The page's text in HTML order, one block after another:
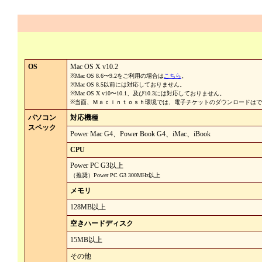
OS Mac OS X v10.2
※Mac OS 8.6〜9.2をご利用の場合は こちら
※Mac OS 8.5以前には対応しておりません。
※Mac OS X v10〜10.1、及び10.3には対応しておりません。
※当面、Ｍａｃｉｎｔｏｓｈ環境では、電子チケットのダウンロードはで
パソコン
スペック
対応機種
Power Mac G4、Power Book G4、iMac、iBook
CPU
Power PC G3以上
（推奨）Power PC G3 300MHz以上
メモリ
128MB以上
空きハードディスク
15MB以上
その他